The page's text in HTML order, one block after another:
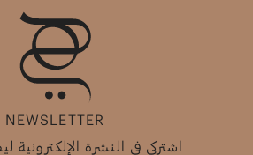
NEWSLETTER
اشتركي في النشرة الإلكترونية